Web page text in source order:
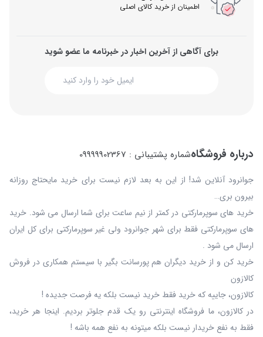
اطمینان از خرید کالای اصلی
برای آگاهی از آخرین اخبار در خبرنامه ما عضو شوید
درباره فروشگاهشماره پشتیبانی : 09999902367
جوانرود آنلاین شد! از این به بعد لازم نیست برای خرید مایحتاج روزانه
بیرون بری…
خرید های سوپرمارکتی در کمتر از نیم ساعت برای شما ارسال می شود. خرید
های سوپرمارکتی فقط برای شهر جوانرود ولی غیر سوپرمارکتی برای کل ایران
ارسال می شود .
خرید کن و از خرید دیگران هم پورسانت بگیر با سیستم همکاری در فروش
کالازون
کالازون، جاییه که خرید فقط خرید نیست بلکه یه فرصت جدیده !
در کالازون، ما فروشگاه اینترنتی رو یک قدم جلوتر بردیم. اینجا هر خرید،
فقط به نفع خریدار نیست بلکه میتونه به نفع همه باشه !